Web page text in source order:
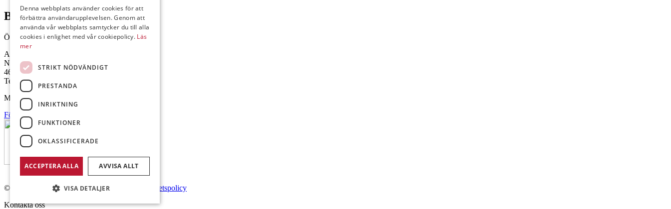
Brålanda
Öppettider: 07:00-16:00
Andrésen Maskin i Brålanda AB
Nuntorp 301
464 64 Brålanda
Telefon: 0521-57 57 30
Mejl: Se flik längst ner till höger.
Följ oss på Facebook
© Copyright 2026 Andrésen Maskin AB.
Integritetspolicy
Kontakta oss
Denna webbplats använder cookies för att
förbättra användarupplevelsen. Genom att
använda vår webbplats samtycker du till alla
cookies i enlighet med vår cookiepolicy. Läs
mer
STRIKT NÖDVÄNDIGT
PRESTANDA
INRIKTNING
FUNKTIONER
OKLASSIFICERADE
ACCEPTERA ALLA AVVISA ALLT
VISA DETALJER